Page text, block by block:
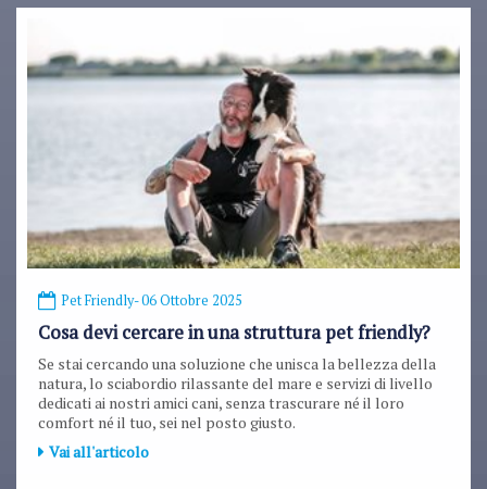
Pet Friendly- 06 Ottobre 2025
Cosa devi cercare in una struttura pet friendly?
Se stai cercando una soluzione che unisca la bellezza della
natura, lo sciabordio rilassante del mare e servizi di livello
dedicati ai nostri amici cani, senza trascurare né il loro
comfort né il tuo, sei nel posto giusto.
Vai all'articolo